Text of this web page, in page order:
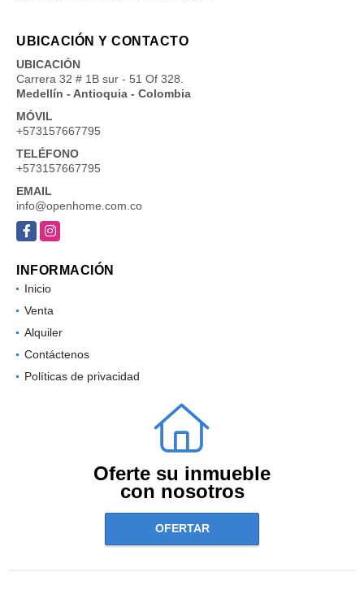
UBICACIÓN Y CONTACTO
UBICACIÓN
Carrera 32 # 1B sur - 51 Of 328.
Medellín - Antioquia - Colombia
MÓVIL
+573157667795
TELÉFONO
+573157667795
EMAIL
info@openhome.com.co
INFORMACIÓN
Inicio
Venta
Alquiler
Contáctenos
Oferte su inmueble
con nosotros
OFERTAR